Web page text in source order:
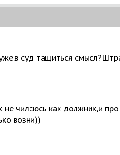
суд тащиться
чилсюсь как должник,и
возни))